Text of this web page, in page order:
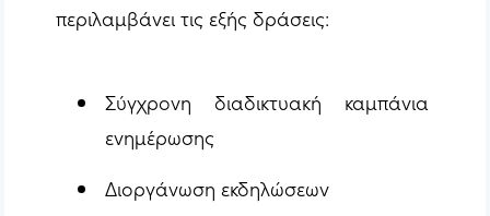
περιλαμβάνει τις εξής δράσεις:
Σύγχρονη διαδικτυακή καμπάνια
ενημέρωσης
Διοργάνωση εκδηλώσεων